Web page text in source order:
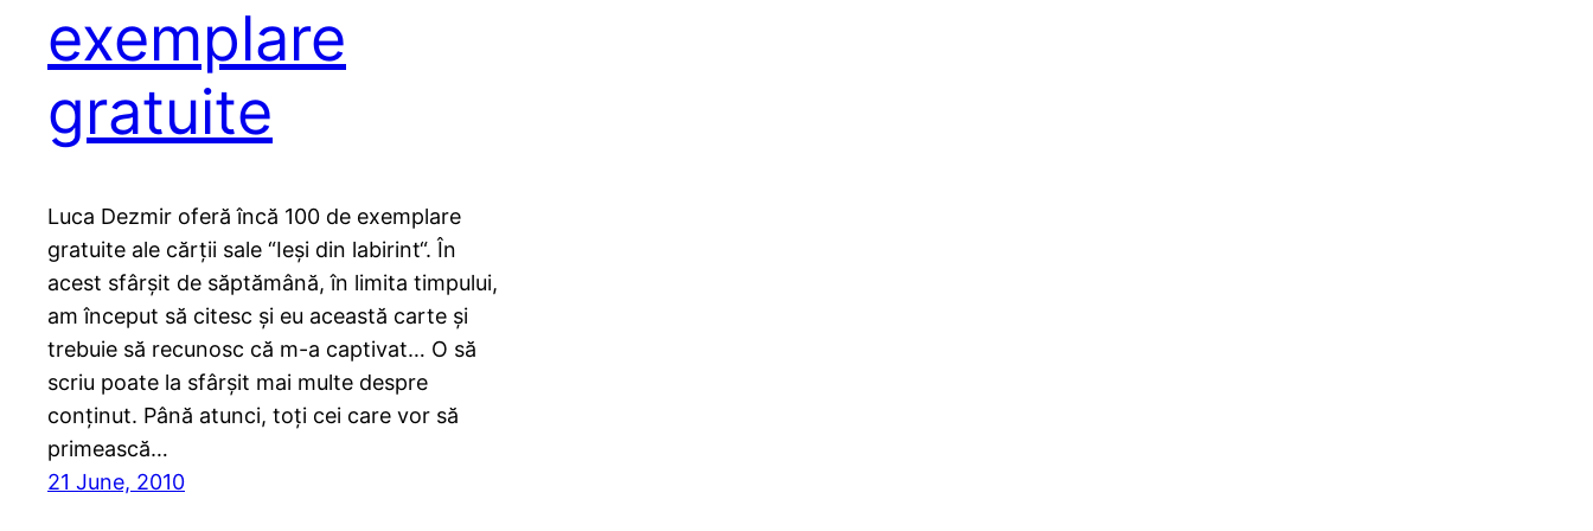
exemplare
gratuite
Luca Dezmir oferă încă 100 de exemplare
gratuite ale cărții sale “Ieși din labirint“. În
acest sfârșit de săptămână, în limita timpului,
am început să citesc și eu această carte și
trebuie să recunosc că m-a captivat… O să
scriu poate la sfârșit mai multe despre
conținut. Până atunci, toți cei care vor să
primească…
21 June, 2010